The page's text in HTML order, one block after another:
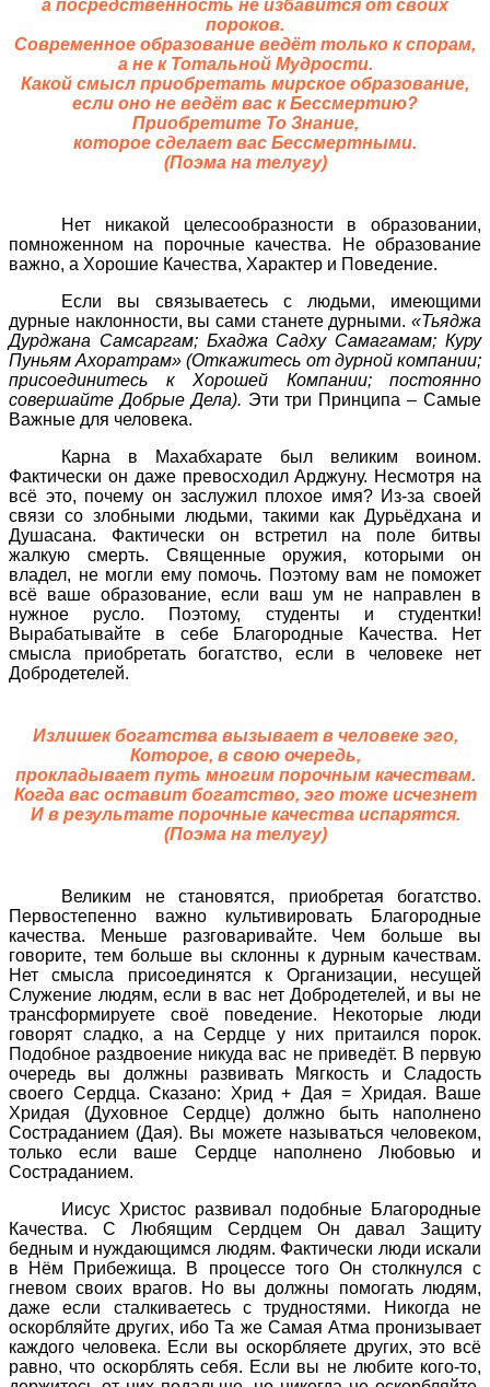
а посредственность не избавится от своих
пороков.
Современное образование ведёт только к спорам,
а не к Тотальной Мудрости.
Какой смысл приобретать мирское образование,
если оно не ведёт вас к Бессмертию?
Приобретите То Знание,
которое сделает вас Бессмертными.
(Поэма на телугу)
Нет никакой целесообразности в образовании,
помноженном на порочные качества. Не образование
важно, а Хорошие Качества, Характер и Поведение.
Если вы связываетесь с людьми, имеющими
дурные наклонности, вы сами станете дурными. «Тьяджа
Дурджана Самсаргам; Бхаджа Садху Самагамам; Куру
Пуньям Ахоратрам» (Откажитесь от дурной компании;
присоединитесь к Хорошей Компании; постоянно
совершайте Добрые Дела). Эти три Принципа – Самые
Важные для человека.
Карна в Махабхарате был великим воином.
Фактически он даже превосходил Арджуну. Несмотря на
всё это, почему он заслужил плохое имя? Из-за своей
связи со злобными людьми, такими как Дурьёдхана и
Душасана. Фактически он встретил на поле битвы
жалкую смерть. Священные оружия, которыми он
владел, не могли ему помочь. Поэтому вам не поможет
всё ваше образование, если ваш ум не направлен в
нужное русло. Поэтому, студенты и студентки!
Вырабатывайте в себе Благородные Качества. Нет
смысла приобретать богатство, если в человеке нет
Добродетелей.
Излишек богатства вызывает в человеке эго,
Которое, в свою очередь,
прокладывает путь многим порочным качествам.
Когда вас оставит богатство, эго тоже исчезнет
И в результате порочные качества испарятся.
(Поэма на телугу)
Великим не становятся, приобретая богатство.
Первостепенно важно культивировать Благородные
качества. Меньше разговаривайте. Чем больше вы
говорите, тем больше вы склонны к дурным качествам.
Нет смысла присоединятся к Организации, несущей
Служение людям, если в вас нет Добродетелей, и вы не
трансформируете своё поведение. Некоторые люди
говорят сладко, а на Сердце у них притаился порок.
Подобное раздвоение никуда вас не приведёт. В первую
очередь вы должны развивать Мягкость и Сладость
своего Сердца. Сказано: Хрид + Дая = Хридая. Ваше
Хридая (Духовное Сердце) должно быть наполнено
Состраданием (Дая). Вы можете называться человеком,
только если ваше Сердце наполнено Любовью и
Состраданием.
Иисус Христос развивал подобные Благородные
Качества. С Любящим Сердцем Он давал Защиту
бедным и нуждающимся людям. Фактически люди искали
в Нём Прибежища. В процессе того Он столкнулся с
гневом своих врагов. Но вы должны помогать людям,
даже если сталкиваетесь с трудностями. Никогда не
оскорбляйте других, ибо Та же Самая Атма пронизывает
каждого человека. Если вы оскорбляете других, это всё
равно, что оскорблять себя. Если вы не любите кого-то,